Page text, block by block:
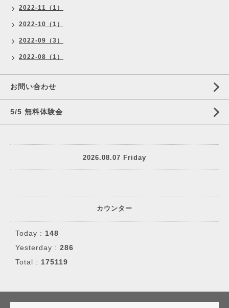
2022-11（1）
2022-10（1）
2022-09（3）
2022-08（1）
お問い合わせ
5/5 無料体験会
2026.08.07 Friday
カウンター
Today : 148
Yesterday : 286
Total : 175119